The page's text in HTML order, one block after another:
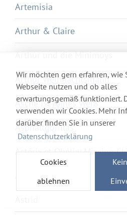
Wir möchten gern erfahren, wie
Webseite nutzen und ob alles
erwartungsgemäß funktioniert.
verwenden wir Cookies. Mehr
darüber finden Sie in unserer
Datenschutzerklärung
Cookies
ablehnen
Artemisia
Arthur & Claire
Arthur und die Minimoys
Arthur Weihnachtsmann
Asche ist reines Weiß
Asphaltgorillas
Astérix et Obélix: Mission
Asteroid City